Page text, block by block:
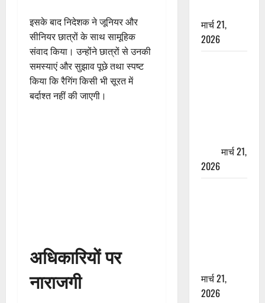
इसके बाद निदेशक ने जूनियर और
सीनियर छात्रों के साथ सामूहिक
संवाद किया। उन्होंने छात्रों से उनकी
समस्याएं और सुझाव पूछे तथा स्पष्ट
किया कि रैगिंग किसी भी सूरत में
बर्दाश्त नहीं की जाएगी।
अधिकारियों पर
नाराजगी
मार्च 21,
2026
मार्च 21,
2026
मार्च 21,
2026